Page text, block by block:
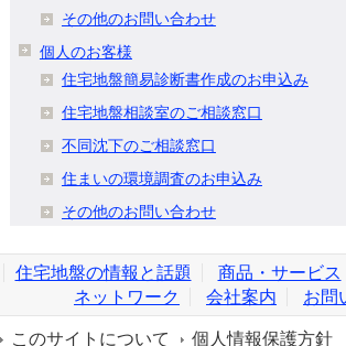
その他のお問い合わせ
個人のお客様
住宅地盤簡易診断書作成のお申込み
住宅地盤相談室のご相談窓口
不同沈下のご相談窓口
住まいの環境調査のお申込み
その他のお問い合わせ
住宅地盤の情報と話題 商品・サービス
ネットワーク
会社案内 お問
このサイトについて 個人情報保護方針